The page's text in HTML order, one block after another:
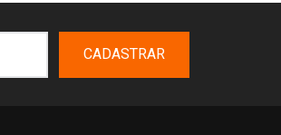
CADASTRAR